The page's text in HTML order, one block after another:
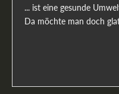
... ist eine gesunde
Da möchte man doch